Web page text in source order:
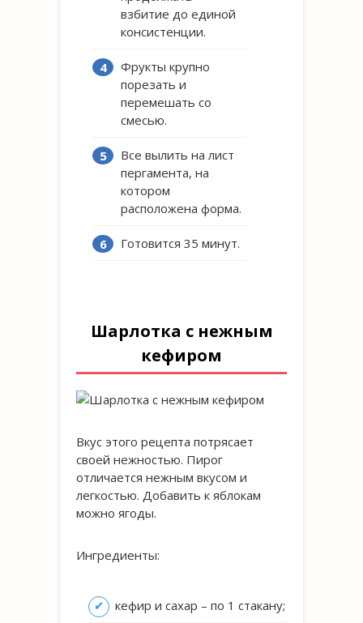
взбитие до единой
консистенции.
Фрукты крупно
порезать и
перемешать со
смесью.
Все вылить на лист
пергамента, на
котором
расположена форма.
Готовится 35 минут.
Шарлотка с нежным
кефиром
Вкус этого рецепта потрясает
своей нежностью. Пирог
отличается нежным вкусом и
легкостью. Добавить к яблокам
можно ягоды.
Ингредиенты:
кефир и сахар – по 1 стакану;